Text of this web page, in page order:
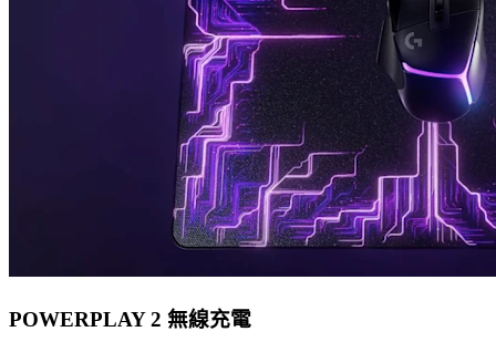
POWERPLAY 2 無線充電